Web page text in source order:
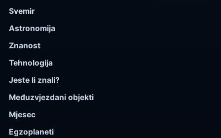
Svemir
Astronomija
Znanost
Tehnologija
Jeste li znali?
Međuzvjezdani objekti
Mjesec
Egzoplaneti